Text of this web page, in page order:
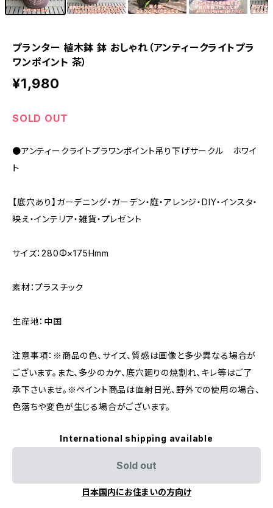
プランター 植木鉢 鉢 おしゃれ（アンティークライトプラ
ワンポイント 茶）
¥1,980
SOLD OUT
●アンティークライトプラワンポイント吊り下げサークル ホワイ
ト
【底穴あり】ガーデニング・ガーデン・庭・アレンジ・DIY・インスタ・
映え・インテリア・雑貨・プレゼント
サイズ：280Φ×175Hmm
素材：プラスチック
生産地：中国
注意事項：※商品の色、サイズ、質感は画像と多少異なる場合が
ございます。また、多少のカケ、底穴廻りの焼割れ、キレ等はご了
承下さいませ。※ペイント商品は直射日光、野外での使用の場合、
色落ちや変色が生じる場合がございます。
International shipping available
Sold out
日本国内にお住まいの方向け